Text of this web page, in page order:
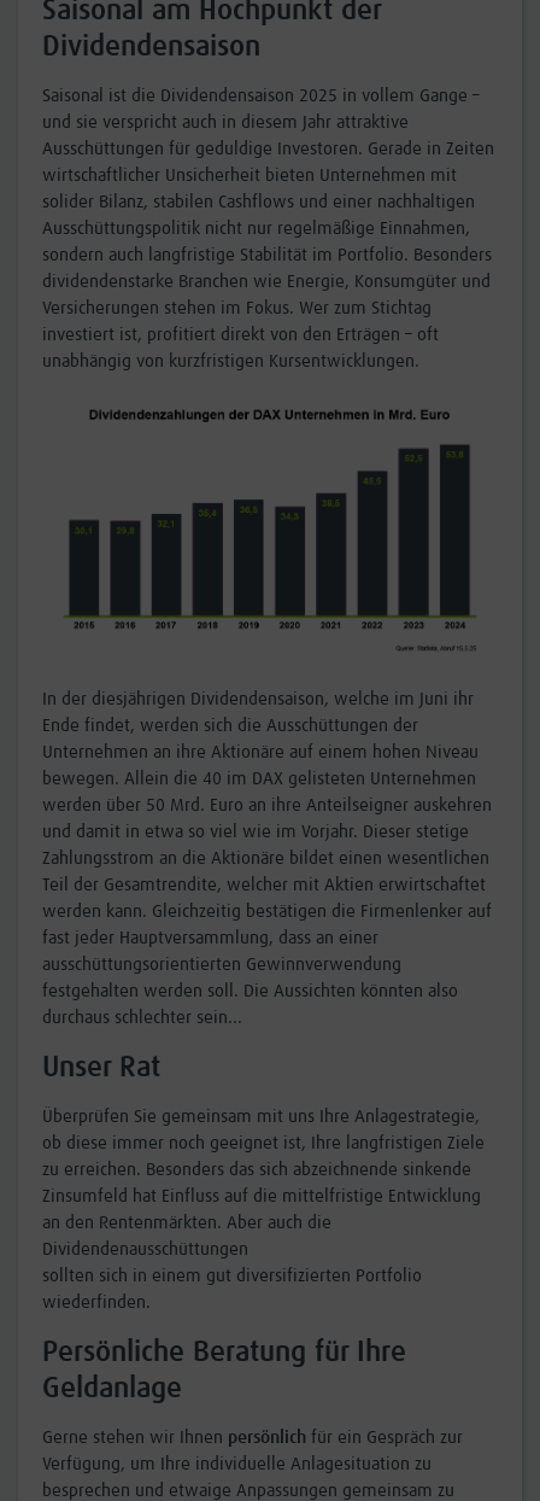
Saisonal am Hochpunkt der
Dividendensaison
Saisonal ist die Dividendensaison 2025 in vollem Gange –
und sie verspricht auch in diesem Jahr attraktive
Ausschüttungen für geduldige Investoren. Gerade in Zeiten
wirtschaftlicher Unsicherheit bieten Unternehmen mit
solider Bilanz, stabilen Cashflows und einer nachhaltigen
Ausschüttungspolitik nicht nur regelmäßige Einnahmen,
sondern auch langfristige Stabilität im Portfolio. Besonders
dividendenstarke Branchen wie Energie, Konsumgüter und
Versicherungen stehen im Fokus. Wer zum Stichtag
investiert ist, profitiert direkt von den Erträgen – oft
unabhängig von kurzfristigen Kursentwicklungen.
In der diesjährigen Dividendensaison, welche im Juni ihr
Ende findet, werden sich die Ausschüttungen der
Unternehmen an ihre Aktionäre auf einem hohen Niveau
bewegen. Allein die 40 im DAX gelisteten Unternehmen
werden über 50 Mrd. Euro an ihre Anteilseigner auskehren
und damit in etwa so viel wie im Vorjahr. Dieser stetige
Zahlungsstrom an die Aktionäre bildet einen wesentlichen
Teil der Gesamtrendite, welcher mit Aktien erwirtschaftet
werden kann. Gleichzeitig bestätigen die Firmenlenker auf
fast jeder Hauptversammlung, dass an einer
ausschüttungsorientierten Gewinnverwendung
festgehalten werden soll. Die Aussichten könnten also
durchaus schlechter sein...
Unser Rat
Überprüfen Sie gemeinsam mit uns Ihre Anlagestrategie,
ob diese immer noch geeignet ist, Ihre langfristigen Ziele
zu erreichen. Besonders das sich abzeichnende sinkende
Zinsumfeld hat Einfluss auf die mittelfristige Entwicklung
an den Rentenmärkten. Aber auch die
Dividendenausschüttungen
sollten sich in einem gut diversifizierten Portfolio
wiederfinden.
Persönliche Beratung für Ihre
Geldanlage
Gerne stehen wir Ihnen persönlich für ein Gespräch zur
Verfügung, um Ihre individuelle Anlagesituation zu
besprechen und etwaige Anpassungen gemeinsam zu